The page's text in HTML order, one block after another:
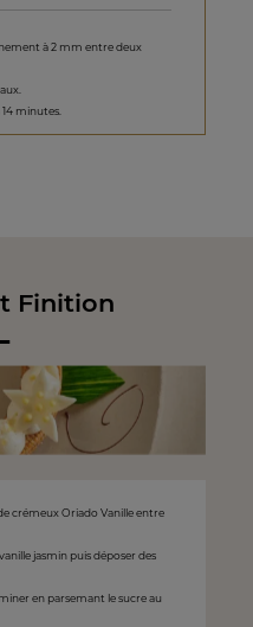
à 2 mm entre deux
minutes.
Finition
crémeux Oriado Vanille entre
jasmin puis déposer des
en parsemant le sucre au